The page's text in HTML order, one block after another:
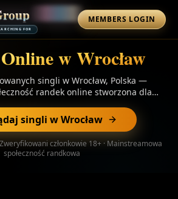
roup
FOR
MEMBERS LOGIN
w Wrocław
singli w Wrocław, Polska —
randek online stworzona dla
dopasowań przez AI i szyfrowany czat.
przeglądanie.
singli w Wrocław
członkowie 18+ · Mainstreamowa
społeczność randkowa